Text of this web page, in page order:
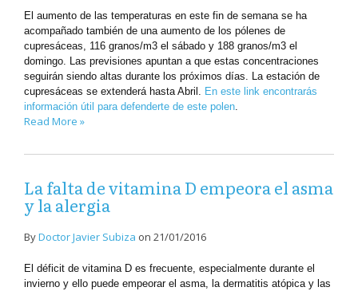
El aumento de las temperaturas en este fin de semana se ha
acompañado también de una aumento de los pólenes de
cupresáceas, 116 granos/m3 el sábado y 188 granos/m3 el
domingo. Las previsiones apuntan a que estas concentraciones
seguirán siendo altas durante los próximos días. La estación de
cupresáceas se extenderá hasta Abril. En este link encontrarás
información útil para defenderte de este polen.
Read More »
La falta de vitamina D empeora el asma
y la alergia
ByDoctor Javier Subiza on 21/01/2016
El déficit de vitamina D es frecuente, especialmente durante el
invierno y ello puede empeorar el asma, la dermatitis atópica y las